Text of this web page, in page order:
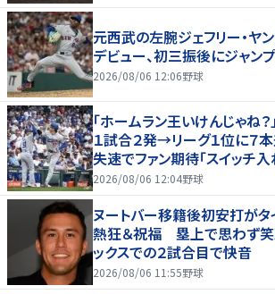
元西武の左腕ジェフリー・ヤ
デビュー、初三振後にジャン
2026/08/06 12:06野球
「ホームラン王いけんじゃね
１試合２発→リーグ１位に７
失速でファン期待「スイッチ入
てくれる」
2026/08/06 12:04野球
ヌートバー移籍後初安打がタ
熱狂＆祝福 塁上で思わず
ックスでの２試合目で快音
2026/08/06 11:55野球